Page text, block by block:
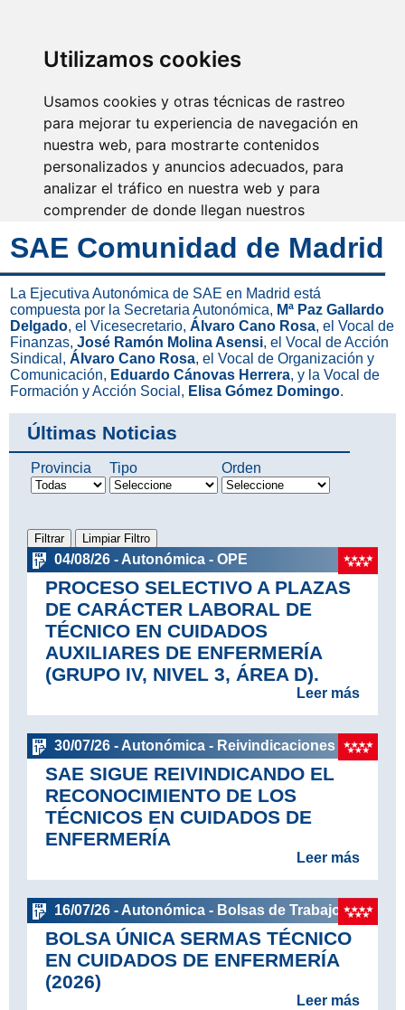
Utilizamos cookies
Usamos cookies y otras técnicas de rastreo
para mejorar tu experiencia de navegación en
nuestra web, para mostrarte contenidos
personalizados y anuncios adecuados, para
analizar el tráfico en nuestra web y para
comprender de donde llegan nuestros
Aceptar
Rechazar
Configurar
El cuidado es la esencia de
la enfermería
SAE Comunidad de Madrid
La Ejecutiva Autonómica de SAE en Madrid está
compuesta por la Secretaria Autonómica, Mª Paz Gallardo
Delgado, el Vicesecretario,Álvaro Cano Rosa, el Vocal de
Finanzas,José Ramón Molina Asensi, el Vocal de Acción
Sindical,Álvaro Cano Rosa, el Vocal de Organización y
Comunicación, Eduardo Cánovas Herrera, y la Vocal de
Formación y Acción Social, Elisa Gómez Domingo.
Últimas Noticias
Provincia Tipo Orden
04/08/26 - Autonómica - OPE
PROCESO SELECTIVO A PLAZAS
DE CARÁCTER LABORAL DE
TÉCNICO EN CUIDADOS
AUXILIARES DE ENFERMERÍA
(GRUPO IV, NIVEL 3, ÁREA D).
Leer más
30/07/26 - Autonómica - Reivindicaciones
SAE SIGUE REIVINDICANDO EL
RECONOCIMIENTO DE LOS
TÉCNICOS EN CUIDADOS DE
ENFERMERÍA
Leer más
16/07/26 - Autonómica - Bolsas de Trabajo
BOLSA ÚNICA SERMAS TÉCNICO
EN CUIDADOS DE ENFERMERÍA
(2026)
Leer más